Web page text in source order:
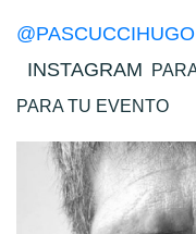
@PASCUCCIHUGO
INSTAGRAM
PARA TU EVENTO